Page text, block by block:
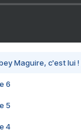
Maguire, c'est lui
6
5
4